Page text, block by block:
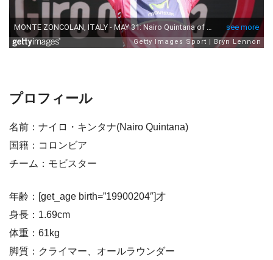
プロフィール
名前：ナイロ・キンタナ(Nairo Quintana)
国籍：コロンビア
チーム：モビスター
年齢：[get_age birth=”19900204″]才
身長：1.69cm
体重：61kg
脚質：クライマー、オールラウンダー